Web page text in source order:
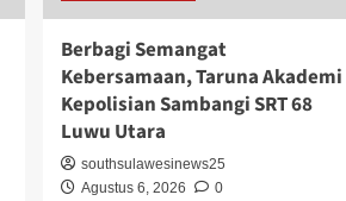
Berbagi Semangat
Kebersamaan, Taruna Akademi
Kepolisian Sambangi SRT 68
Luwu Utara
southsulawesinews25
Agustus 6, 2026
0